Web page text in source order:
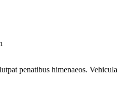
penatibus himenaeos. Vehicula